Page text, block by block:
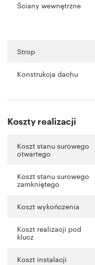
Ściany wewnętrzne
Strop
Konstrukcja dachu
Koszty realizacji
Koszt stanu surowego
otwartego
Koszt stanu surowego
zamkniętego
Koszt wykończenia
Koszt realizacji pod
klucz
Koszt instalacji